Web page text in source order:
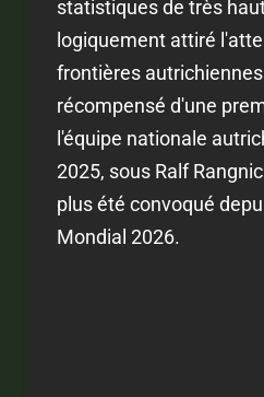
statistiques de très
logiquement attiré
frontières
récompensé d'une
l'équipe nationale
2025, sous Ralf
plus été convoqué
Mondial 2026.